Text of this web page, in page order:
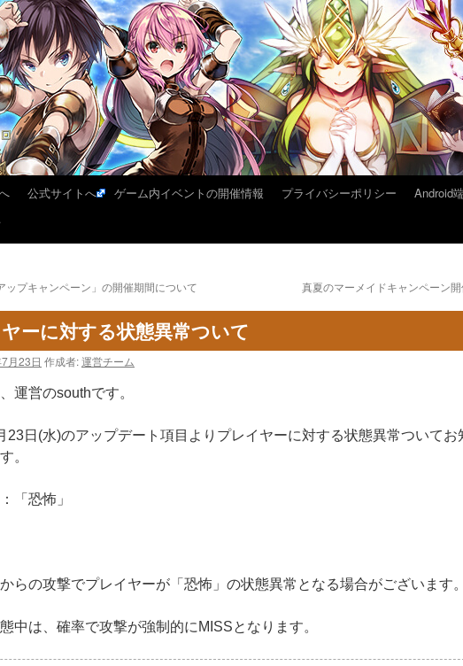
公式サイトへ ゲーム内イベントの開催情報 プライバシーポリシー
Android
ップキャンペーン」の開催期間について 真夏のマーメイドキャンペーン開
ーに対する状態異常ついて
月23日 作成者:運営チーム
運営のsouthです。
23日(水)のアップデート項目よりプレイヤーに対する状態異常ついてお
。
「恐怖」
らの攻撃でプレイヤーが「恐怖」の状態異常となる場合がございます。
態中は、確率で攻撃が強制的にMISSとなります。